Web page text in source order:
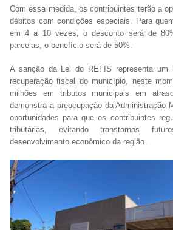
Com essa medida, os contribuintes terão a
débitos com condições especiais. Para
em 4 a 10 vezes, o desconto será de
parcelas, o benefício será de 50%.
A sanção da Lei do REFIS representa um
recuperação fiscal do município, neste
milhões em tributos municipais em
demonstra a preocupação da Administração
oportunidades para que os contribuintes
tributárias, evitando transtornos
desenvolvimento econômico da região.